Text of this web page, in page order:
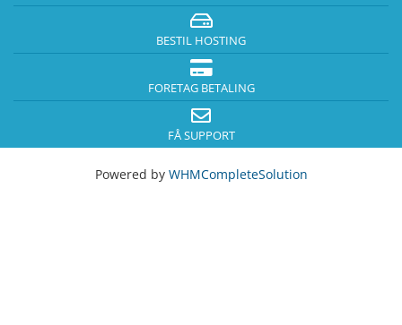
BESTIL HOSTING
FORETAG BETALING
FÅ SUPPORT
Powered by WHMCompleteSolution